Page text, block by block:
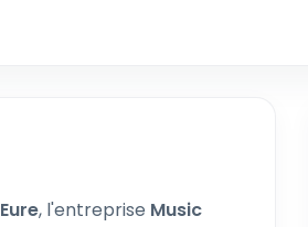
Eure, l'entreprise Music